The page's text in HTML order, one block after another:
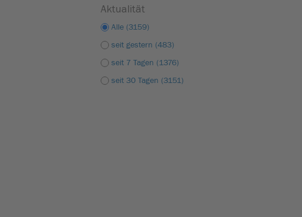
Aktualität
Alle (3159)
seit gestern (483)
seit 7 Tagen (1376)
seit 30 Tagen (3151)